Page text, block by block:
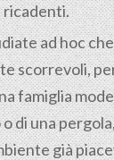
ricadenti.
ad hoc
scorrevoli,
famiglia
di una
già